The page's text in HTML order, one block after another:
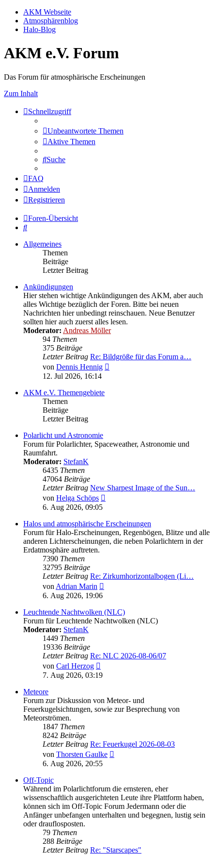
AKM Webseite
Atmosphärenblog
Halo-Blog
AKM e.V. Forum
Das Forum für atmosphärische Erscheinungen
Zum Inhalt
Schnellzugriff
Unbeantwortete Themen
Aktive Themen
Suche
FAQ
Anmelden
Registrieren
Foren-Übersicht
Suche
Allgemeines
Themen
Beiträge
Letzter Beitrag
Ankündigungen
Hier stehen wichtige Ankündigungen des AKM, aber auch
alles Wichtige bezüglich der Foren. Bitte bei neuen
Nachrichten hier unbedingt reinschauen. Neue Benutzer
sollten hier auch zuerst alles lesen.
Moderator: Andreas Möller
94 Themen
375 Beiträge
Letzter Beitrag Re: Bildgröße für das Forum a…
von Dennis Hennig
12. Jul 2026, 16:14
AKM e.V. Themengebiete
Themen
Beiträge
Letzter Beitrag
Polarlicht und Astronomie
Forum für Polarlichter, Spaceweather, Astronomie und
Raumfahrt.
Moderator: StefanK
6435 Themen
47064 Beiträge
Letzter Beitrag New Sharpest Image of the Sun…
von Helga Schöps
6. Aug 2026, 09:05
Halos und atmosphärische Erscheinungen
Forum für Halo-Erscheinungen, Regenbögen, Blitze und alle
anderen Lichterscheinungen, die neben Polarlichtern in der
Erdatmosphäre auftreten.
7390 Themen
32795 Beiträge
Letzter Beitrag Re: Zirkumhorizontalbogen (Li…
von Adrian Marin
6. Aug 2026, 19:06
Leuchtende Nachtwolken (NLC)
Forum für Leuchtende Nachtwolken (NLC)
Moderator: StefanK
1449 Themen
19336 Beiträge
Letzter Beitrag Re: NLC 2026-08-06/07
von Carl Herzog
Beitrag
7. Aug 2026, 03:19
Meteore
Forum zur Diskussion von Meteor- und
Feuerkugelsichtungen, sowie zur Besprechung von
Meteorströmen.
1847 Themen
8242 Beiträge
Letzter Beitrag Re: Feuerkugel 2026-08-03
von Thorsten Gaulke
6. Aug 2026, 20:55
Off-Topic
Während im Polarlichtforum die ernsteren, eher
wissenschaftlich ausgerichteten Leute ihre Plattform haben,
können sich im Off-Topic Forum Jedermann oder die
Anfänger unbefangen unterhalten und begegnen, lustig sein
oder drauflosposten.
79 Themen
288 Beiträge
Letzter Beitrag Re: "Starscapes"